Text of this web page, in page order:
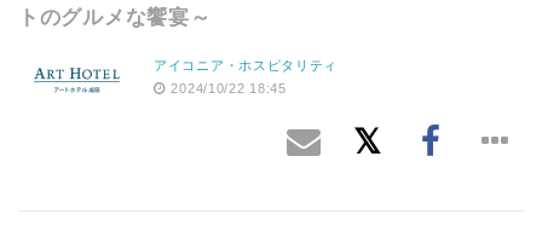
トのグルメな饗宴～
アイコニア・ホスピタリティ
2024/10/22 18:45